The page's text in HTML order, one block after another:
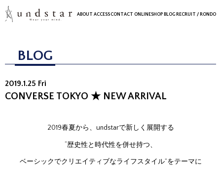
ABOUT ACCESSCONTACT ONLINESHOP BLOG RECRUIT / RONDO
BLOG
2019.1.25 Fri
CONVERSE TOKYO ★ NEW ARRIVAL
2019春夏から、undstarで新しく展開する
“歴史性と時代性を併せ持つ、
ベーシックでクリエイティブなライフスタイル”をテーマに